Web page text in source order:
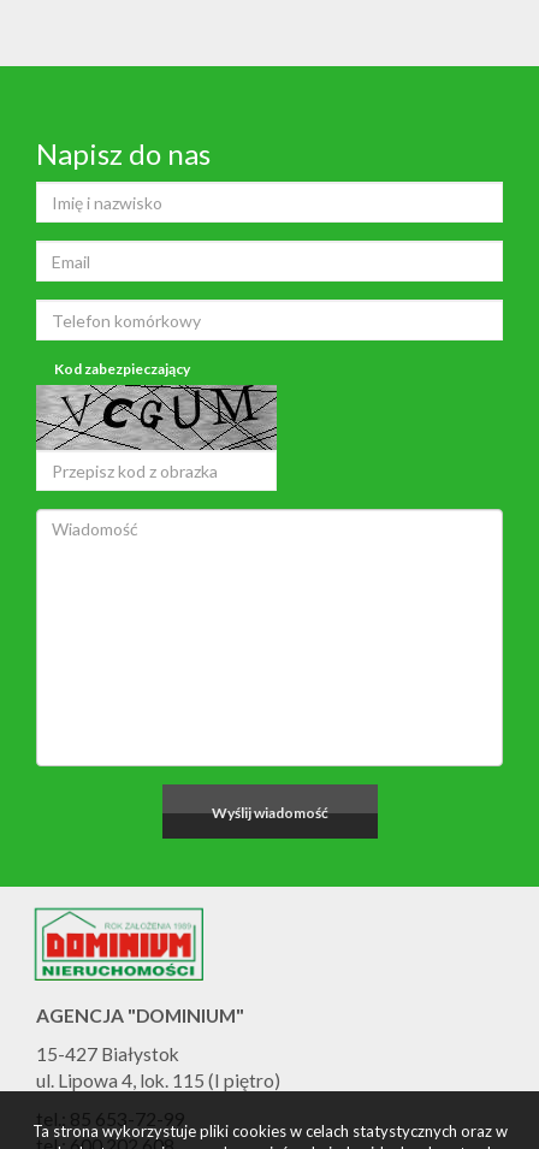
Napisz do nas
Kod zabezpieczający
AGENCJA "DOMINIUM"
15-427 Białystok
ul. Lipowa 4, lok. 115 (I piętro)
tel.: 85 653-72-99
Ta strona wykorzystuje pliki cookies w celach statystycznych oraz w